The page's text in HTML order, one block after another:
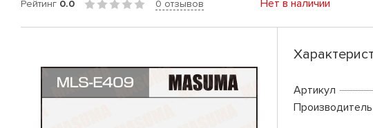
Рейтинг 0.0 0 отзывов Нет в наличии
Артикул
Производитель